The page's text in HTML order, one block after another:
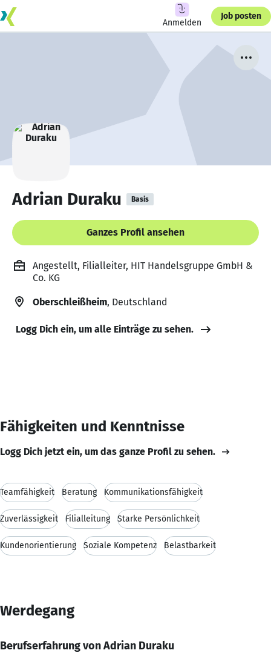
Anmelden
Job posten
Adrian Duraku Basis
Ganzes Profil ansehen
Angestellt, Filialleiter, HIT Handelsgruppe GmbH &
Co. KG
Oberschleißheim, Deutschland
Logg Dich ein, um alle Einträge zu sehen.
Fähigkeiten und Kenntnisse
Logg Dich jetzt ein, um das ganze Profil zu sehen.
Teamfähigkeit Beratung Kommunikationsfähigkeit
Zuverlässigkeit Filialleitung Starke Persönlichkeit
Kundenorientierung Soziale Kompetenz Belastbarkeit
Werdegang
Berufserfahrung von Adrian Duraku